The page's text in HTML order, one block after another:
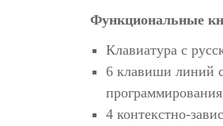
Функциональные
Клавиатура с
6 клавиши линий
4 контекстно-